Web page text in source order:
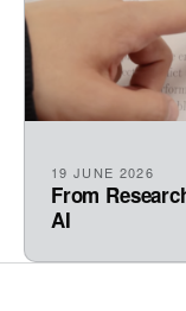
19 JUNE 2026
From
AI